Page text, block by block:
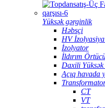
Yüksək gərginlik
Həbsçi
HV
İzolyator
İldırım
Daxili
Açıq havada
CT
VT